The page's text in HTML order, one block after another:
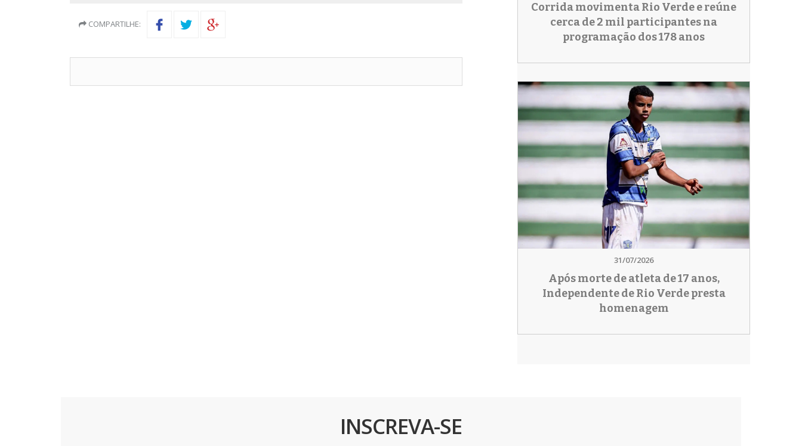
COMPARTILHE:
Corrida movimenta Rio Verde e reúne
cerca de 2 mil participantes na
programação dos 178 anos
31/07/2026
Após morte de atleta de 17 anos,
Independente de Rio Verde presta
homenagem
INSCREVA-SE